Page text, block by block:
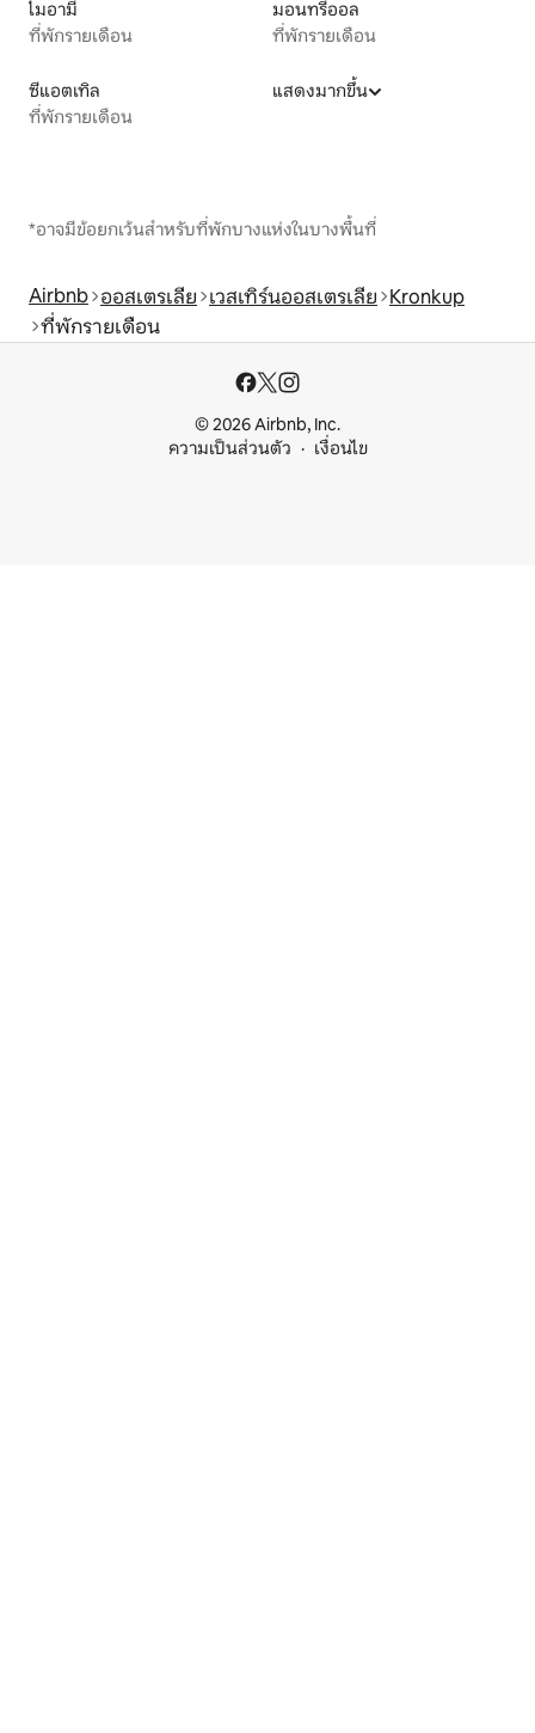
ไมอามี
ที่พักรายเดือน
มอนทรีออล
ที่พักรายเดือน
ซีแอตเทิล
ที่พักรายเดือน
แสดงมากขึ้น
*อาจมีข้อยกเว้นสำหรับที่พักบางแห่งในบางพื้นที่
Airbnb ออสเตรเลีย เวสเทิร์นออสเตรเลีย Kronkup
ที่พักรายเดือน
© 2026 Airbnb, Inc.
ความเป็นส่วนตัว
เงื่อนไข